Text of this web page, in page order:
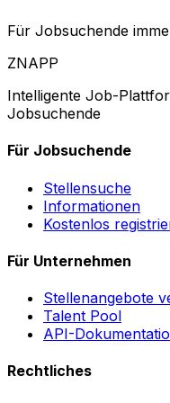
Für Jobsuchende
ZNAPP
Intelligente Job-
Jobsuchende
Für Jobsuchende
Stellensuche
Informationen
Kostenlos
Für Unternehmen
Stellenangebote
Talent Pool
API-
Rechtliches